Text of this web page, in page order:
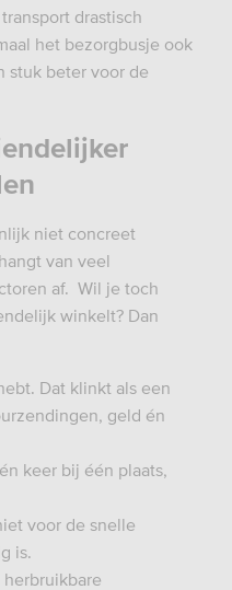
drastisch
het bezorgbusje ook
stuk beter voor de
niet concreet
van veel
af. Wil je toch
winkelt? Dan
Dat klinkt als een
geld én
keer bij één plaats,
voor de snelle
is.